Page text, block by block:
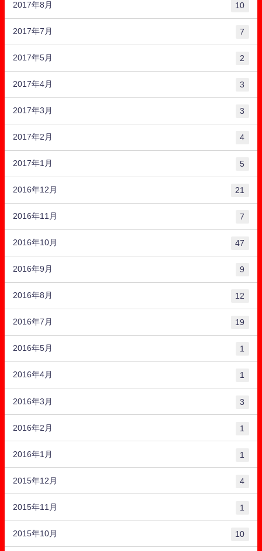
2017年8月 10
2017年7月 7
2017年5月 2
2017年4月 3
2017年3月 3
2017年2月 4
2017年1月 5
2016年12月 21
2016年11月 7
2016年10月 47
2016年9月 9
2016年8月 12
2016年7月 19
2016年5月 1
2016年4月 1
2016年3月 3
2016年2月 1
2016年1月 1
2015年12月 4
2015年11月 1
2015年10月 10